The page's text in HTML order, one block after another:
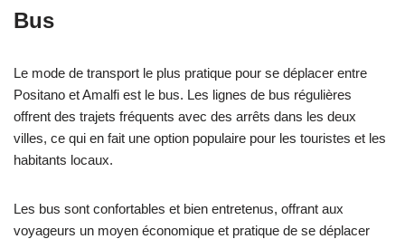
Bus
Le mode de transport le plus pratique pour se déplacer entre
Positano et Amalfi est le bus. Les lignes de bus régulières
offrent des trajets fréquents avec des arrêts dans les deux
villes, ce qui en fait une option populaire pour les touristes et les
habitants locaux.
Les bus sont confortables et bien entretenus, offrant aux
voyageurs un moyen économique et pratique de se déplacer